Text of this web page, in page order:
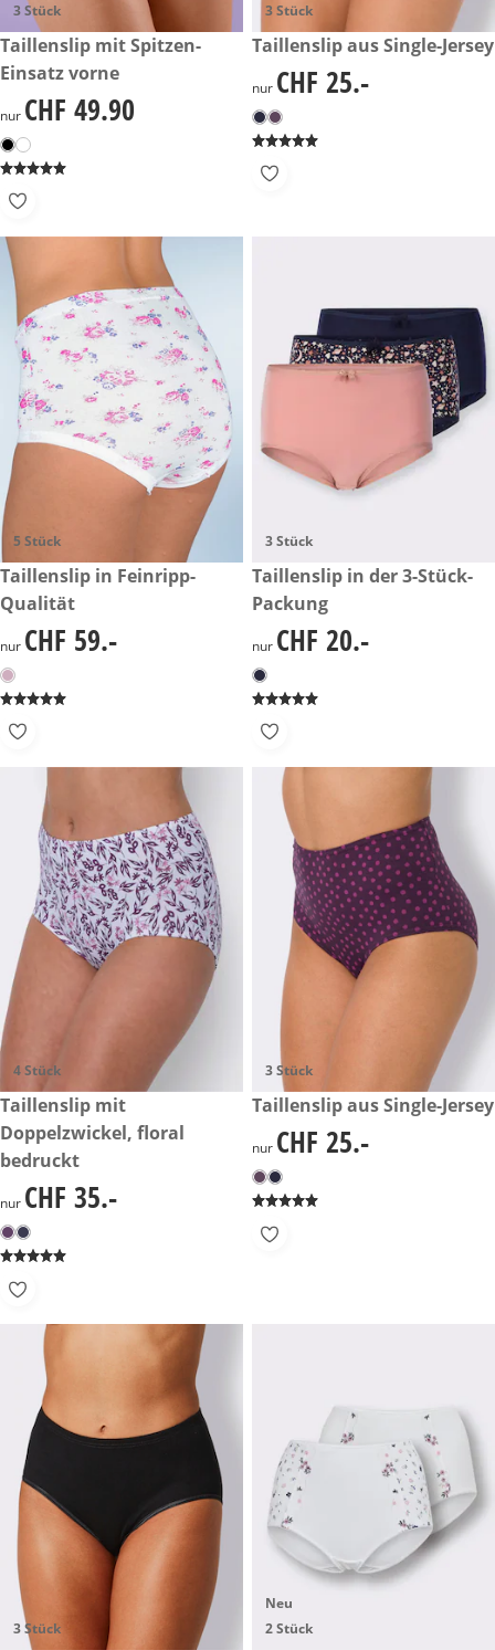
3 Stück
CHF 49.90
Taillenslip mit Spitzen-
Einsatz vorne
CHF 49.90
nur CHF 49.90
3 Stück
CHF 25.-
Taillenslip aus Single-Jersey
CHF 25.-
nur CHF 25.-
5 Stück
CHF 59.-
Taillenslip in Feinripp-
Qualität
CHF 59.-
nur CHF 59.-
3 Stück
CHF 20.-
Taillenslip in der 3-Stück-
Packung
CHF 20.-
nur CHF 20.-
4 Stück
CHF 35.-
Taillenslip mit
Doppelzwickel, floral
bedruckt
CHF 35.-
nur CHF 35.-
3 Stück
CHF 25.-
Taillenslip aus Single-Jersey
CHF 25.-
nur CHF 25.-
3 Stück
Neu
2 Stück